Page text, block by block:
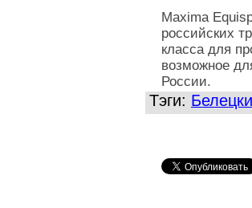
Maxima
российских
класса для
возможное
России.
Тэги: